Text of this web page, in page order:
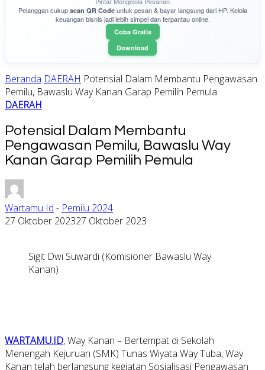
Pelanggan cukup scan QR Codeuntuk pesan & bayar langsung dari HP. Kelola
keuangan bisnis jadi lebih simpel dan terpantau online.
Coba Gratis
Download
Beranda DAERAH Potensial Dalam Membantu Pengawasan
Pemilu, Bawaslu Way Kanan Garap Pemilih Pemula
DAERAH
Potensial Dalam Membantu
Pengawasan Pemilu, Bawaslu Way
Kanan Garap Pemilih Pemula
Wartamu Id - Pemilu 2024
27 Oktober 202327 Oktober 2023
Sigit Dwi Suwardi (Komisioner Bawaslu Way
Kanan)
WARTAMU.ID, Way Kanan – Bertempat di Sekolah
Menengah Kejuruan (SMK) Tunas Wiyata Way Tuba, Way
Kanan telah berlangsung kegiatan Sosialisasi Pengawasan